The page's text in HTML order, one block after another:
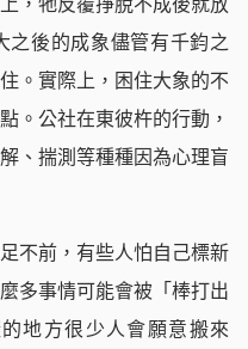
，牠反覆掙脫不成後就放
之後的成象儘管有千鈞之
。實際上，困住大象的不
。公社在東彼杵的行動，
、揣測等種種因為心理盲
不前，有些人怕自己標新
多事情可能會被「棒打出
地方很少人會願意搬來